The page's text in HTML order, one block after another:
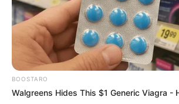
BOOSTARO
Walgreens Hides This $1 Generic Viagra -